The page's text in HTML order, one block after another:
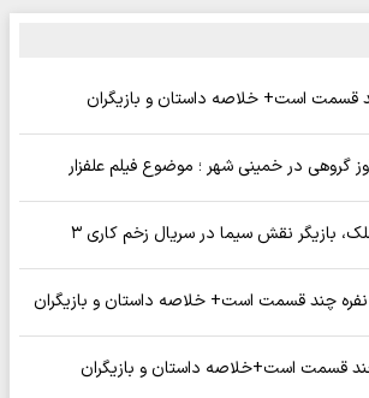
قسمت است+ خلاصه داستان و بازیگران
گروهی در خمینی شهر ؛ موضوع فیلم علفزار
بازیگر نقش سیما در سریال زخم کاری ۳
نفره چند قسمت است+ خلاصه داستان و بازیگران
قسمت است+خلاصه داستان و بازیگران